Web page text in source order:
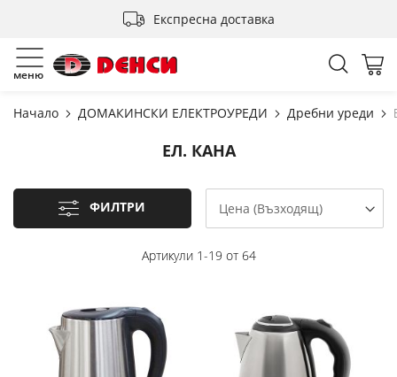
Експресна доставка
меню
Начало ДОМАКИНСКИ ЕЛЕКТРОУРЕДИ Дребни уреди
ЕЛ. КАНА
ФИЛТРИ
Артикули 1-19 от 64